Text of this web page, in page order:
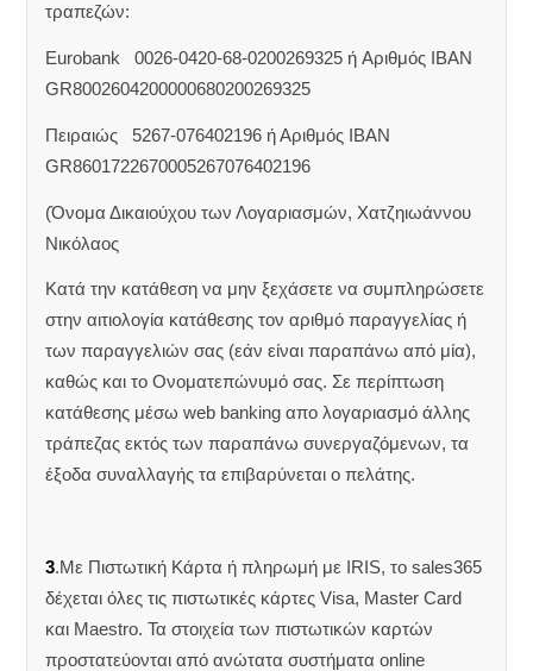
τραπεζών:
Eurobank 0026-0420-68-0200269325 ή Aριθμός IBAN
GR8002604200000680200269325
Πειραιώς 5267-076402196 ή Αριθμός IBAN
GR8601722670005267076402196
(Όνομα Δικαιούχου των Λογαριασμών, Χατζηιωάννου
Νικόλαος
Κατά την κατάθεση να μην ξεχάσετε να συμπληρώσετε
στην αιτιολογία κατάθεσης τον αριθμό παραγγελίας ή
των παραγγελιών σας (εάν είναι παραπάνω από μία),
καθώς και το Ονοματεπώνυμό σας. Σε περίπτωση
κατάθεσης μέσω web banking απο λογαριασμό άλλης
τράπεζας εκτός των παραπάνω συνεργαζόμενων, τα
έξοδα συναλλαγής τα επιβαρύνεται ο πελάτης.
3.Με Πιστωτική Κάρτα ή πληρωμή με IRIS, το sales365
δέχεται όλες τις πιστωτικές κάρτες Visa, Master Card
και Maestro. Τα στοιχεία των πιστωτικών καρτών
προστατεύονται από ανώτατα συστήματα online